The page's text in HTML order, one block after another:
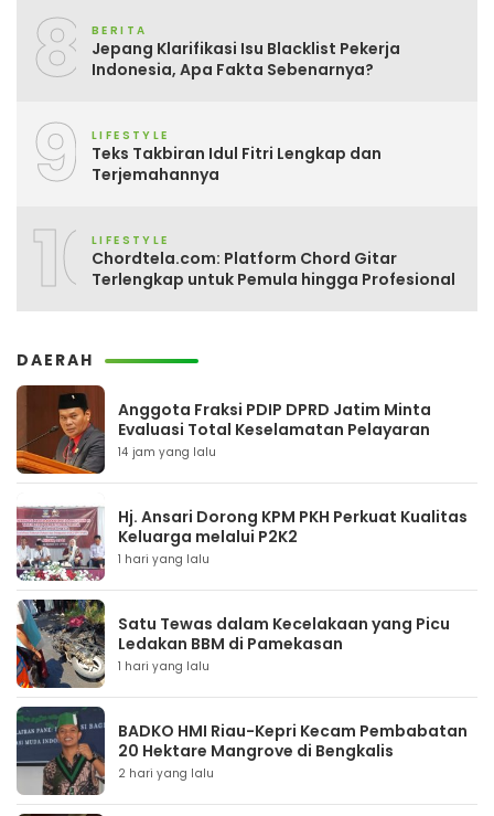
8 BERITA
Jepang Klarifikasi Isu Blacklist Pekerja
Indonesia, Apa Fakta Sebenarnya?
9 LIFESTYLE
Teks Takbiran Idul Fitri Lengkap dan
Terjemahannya
10LIFESTYLE
Chordtela.com: Platform Chord Gitar
Terlengkap untuk Pemula hingga Profesional
DAERAH
Anggota Fraksi PDIP DPRD Jatim Minta
Evaluasi Total Keselamatan Pelayaran
14 jam yang lalu
Hj. Ansari Dorong KPM PKH Perkuat Kualitas
Keluarga melalui P2K2
1 hari yang lalu
Satu Tewas dalam Kecelakaan yang Picu
Ledakan BBM di Pamekasan
1 hari yang lalu
BADKO HMI Riau-Kepri Kecam Pembabatan
20 Hektare Mangrove di Bengkalis
2 hari yang lalu